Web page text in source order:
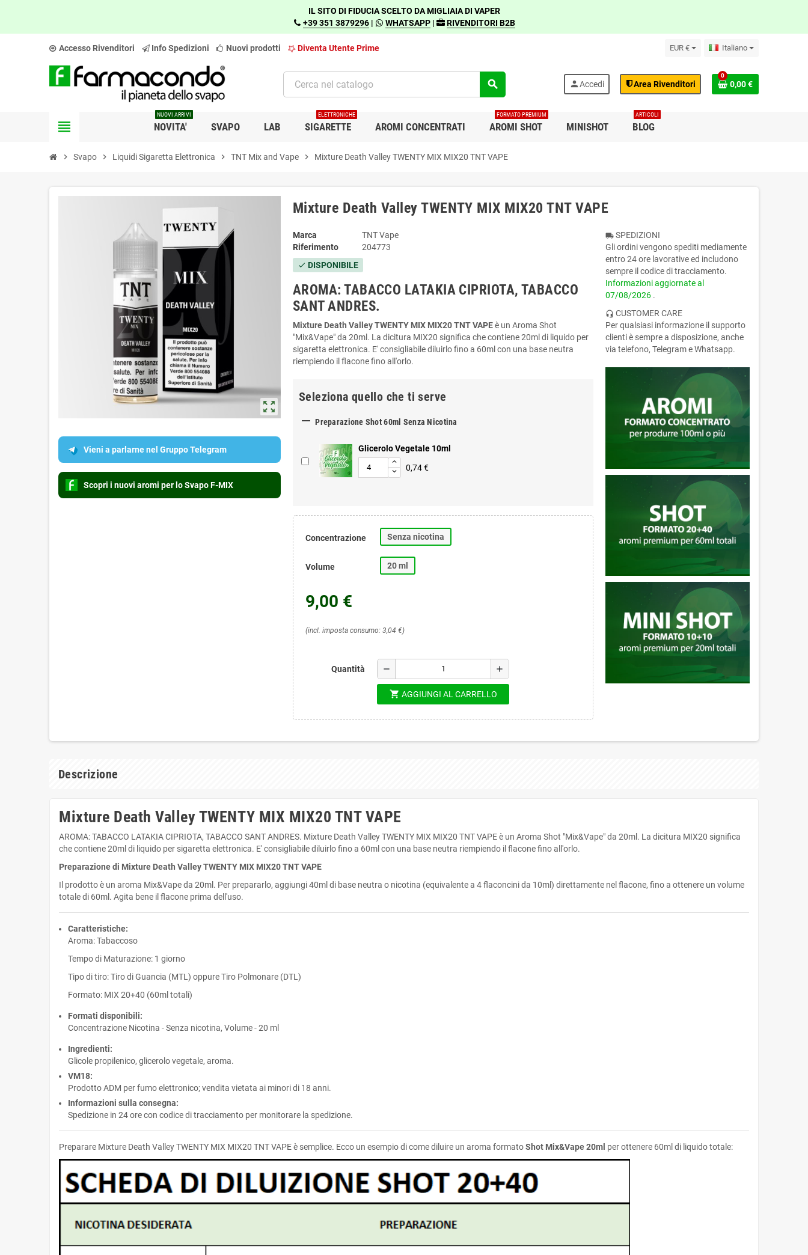
IL SITO DI FIDUCIA SCELTO DA MIGLIAIA DI VAPER
+39 351 3879296 | WHATSAPP | RIVENDITORI B2B
Accesso Rivenditori Info Spedizioni Nuovi prodotti Diventa Utente Prime EUR € Italiano
search personAccedi Area Rivenditori
0
0,00 €
view_headline NOVITA'
NUOVI ARRIVI
SVAPO LAB SIGARETTE
ELETTRONICHE
AROMI CONCENTRATI AROMI SHOT
FORMATO PREMIUM
MINISHOT BLOG
ARTICOLI
chevron_right Svapo chevron_right Liquidi Sigaretta Elettronica chevron_right TNT Mix and Vape chevron_right Mixture Death Valley TWENTY MIX MIX20 TNT VAPE
zoom_out_map
Vieni a parlarne nel Gruppo Telegram
Scopri i nuovi aromi per lo Svapo F-MIX
Mixture Death Valley TWENTY MIX MIX20 TNT VAPE
Marca
TNT Vape
Riferimento
204773
check DISPONIBILE
AROMA: TABACCO LATAKIA CIPRIOTA, TABACCO
SANT ANDRES.
Mixture Death Valley TWENTY MIX MIX20 TNT VAPEè un Aroma Shot
"Mix&Vape" da 20ml. La dicitura MIX20 significa che contiene 20ml di liquido per
sigaretta elettronica. E' consigliabile diluirlo fino a 60ml con una base neutra
riempiendo il flacone fino all'orlo.
Seleziona quello che ti serve
 Preparazione Shot 60ml Senza Nicotina
Glicerolo Vegetale 10ml
0,74 €
Concentrazione Senza nicotina
Volume 20 ml
9,00 €
(incl. imposta consumo: 3,04 €)
Quantità remove add
shopping_cart AGGIUNGI AL CARRELLO
local_shippingSPEDIZIONI
Gli ordini vengono spediti mediamente
entro 24 ore lavorative ed includono
sempre il codice di tracciamento.
Informazioni aggiornate al
07/08/2026 .
headset_mic CUSTOMER CARE
Per qualsiasi informazione il supporto
clienti è sempre a disposizione, anche
via telefono, Telegram e Whatsapp.
Descrizione
Mixture Death Valley TWENTY MIX MIX20 TNT VAPE
AROMA: TABACCO LATAKIA CIPRIOTA, TABACCO SANT ANDRES. Mixture Death Valley TWENTY MIX MIX20 TNT VAPE è un Aroma Shot "Mix&Vape" da 20ml. La dicitura MIX20 significa
che contiene 20ml di liquido per sigaretta elettronica. E' consigliabile diluirlo fino a 60ml con una base neutra riempiendo il flacone fino all'orlo.
Preparazione di Mixture Death Valley TWENTY MIX MIX20 TNT VAPE
Il prodotto è un aroma Mix&Vape da 20ml. Per prepararlo, aggiungi 40ml di base neutra o nicotina (equivalente a 4 flaconcini da 10ml) direttamente nel flacone, fino a ottenere un volume
totale di 60ml. Agita bene il flacone prima dell'uso.
Caratteristiche:
Aroma: Tabaccoso
Tempo di Maturazione: 1 giorno
Tipo di tiro: Tiro di Guancia (MTL) oppure Tiro Polmonare (DTL)
Formato: MIX 20+40 (60ml totali)
Formati disponibili:
Concentrazione Nicotina - Senza nicotina, Volume - 20 ml
Ingredienti:
Glicole propilenico, glicerolo vegetale, aroma.
VM18:
Prodotto ADM per fumo elettronico; vendita vietata ai minori di 18 anni.
Informazioni sulla consegna:
Spedizione in 24 ore con codice di tracciamento per monitorare la spedizione.
Preparare Mixture Death Valley TWENTY MIX MIX20 TNT VAPE è semplice. Ecco un esempio di come diluire un aroma formatoShot Mix&Vape 20ml per ottenere 60ml di liquido totale: